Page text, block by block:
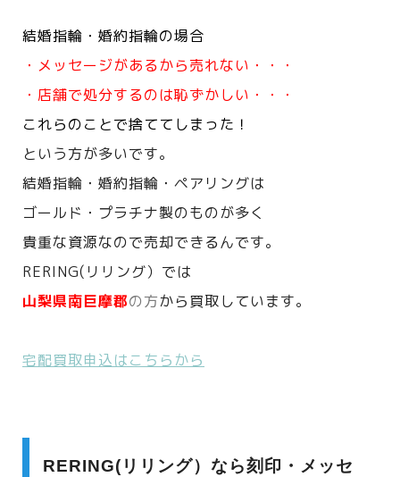
結婚指輪・婚約指輪の場合
・メッセージがあるから売れない・・・
・店舗で処分するのは恥ずかしい・・・
これらのことで捨ててしまった！
という方が多いです。
結婚指輪・婚約指輪・ペアリングは
ゴールド・プラチナ製のものが多く
貴重な資源なので売却できるんです。
RERING(リリング）では
山梨県南巨摩郡の方から買取しています。
宅配買取申込はこちらから
RERING(リリング）なら刻印・メッセ